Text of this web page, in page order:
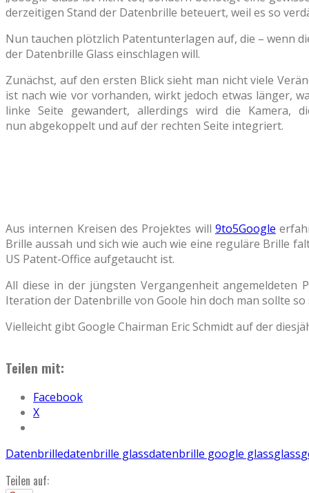
derzeitigen Stand der Datenbrille beteuert, weil es so
Nun tauchen plötzlich Patentunterlagen auf, die – wenn
der Datenbrille Glass einschlagen will.
Zunächst, auf den ersten Blick sieht man nicht viele
ist nach wie vor vorhanden, wirkt jedoch etwas länger,
linke Seite gewandert, allerdings wird die Kamera,
nun abgekoppelt und auf der rechten Seite integriert.
Aus internen Kreisen des Projektes will 9to5Google
Brille aussah und sich wie auch wie eine reguläre Brille
US Patent-Office aufgetaucht ist.
All diese in der jüngsten Vergangenheit angemeldeten
Iteration der Datenbrille von Goole hin doch man sollte
Vielleicht gibt Google Chairman Eric Schmidt auf der
Teilen mit:
Facebook
X
Datenbrilledatenbrille glassdatenbrille google glassglass
Teilen auf: